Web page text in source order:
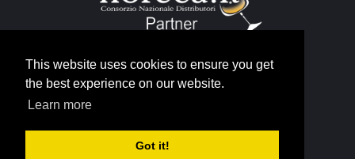
This website uses cookies to ensure you get
the best experience on our website.
Learn more
Got it!
info@horeca.it